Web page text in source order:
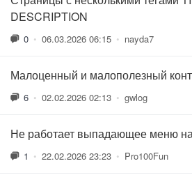
DESCRIPTION
0 • 06.03.2026 06:15 • nayda7
Малоценный и малополезный
6 • 02.02.2026 02:13 • gwlog
Не работает выпадающее меню
1 • 22.02.2026 23:23 • Pro100Fun